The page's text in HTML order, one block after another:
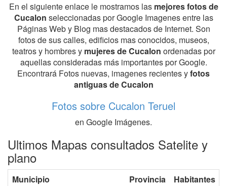
En el siguiente enlace le mostramos las mejores fotos de
Cucalon seleccionadas por Google Imagenes entre las
Páginas Web y Blog mas destacados de Internet. Son
fotos de sus calles, edificios mas conocidos, museos,
teatros y hombres y mujeres de Cucalon ordenadas por
aquellas consideradas más importantes por Google.
Encontrará Fotos nuevas, imagenes recientes yfotos
antiguas de Cucalon
Fotos sobre Cucalon Teruel
en Google Imágenes.
Ultimos Mapas consultados Satelite y
plano
Municipio Provincia
Habitantes